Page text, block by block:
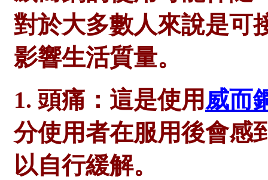
對於大多數人來說是可
影響生活質量。
1. 頭痛：這是使用威而
分使用者在服用後會感
以自行緩解。